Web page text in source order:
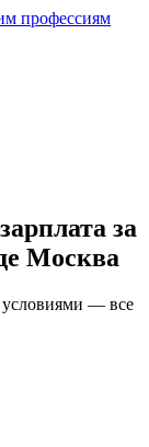
профессиям
за
Москва
— все